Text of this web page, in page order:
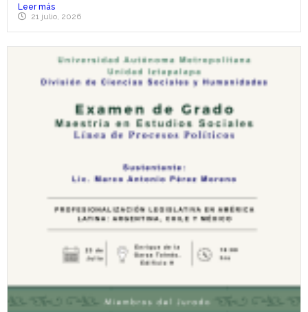
Leer más
21 julio, 2026